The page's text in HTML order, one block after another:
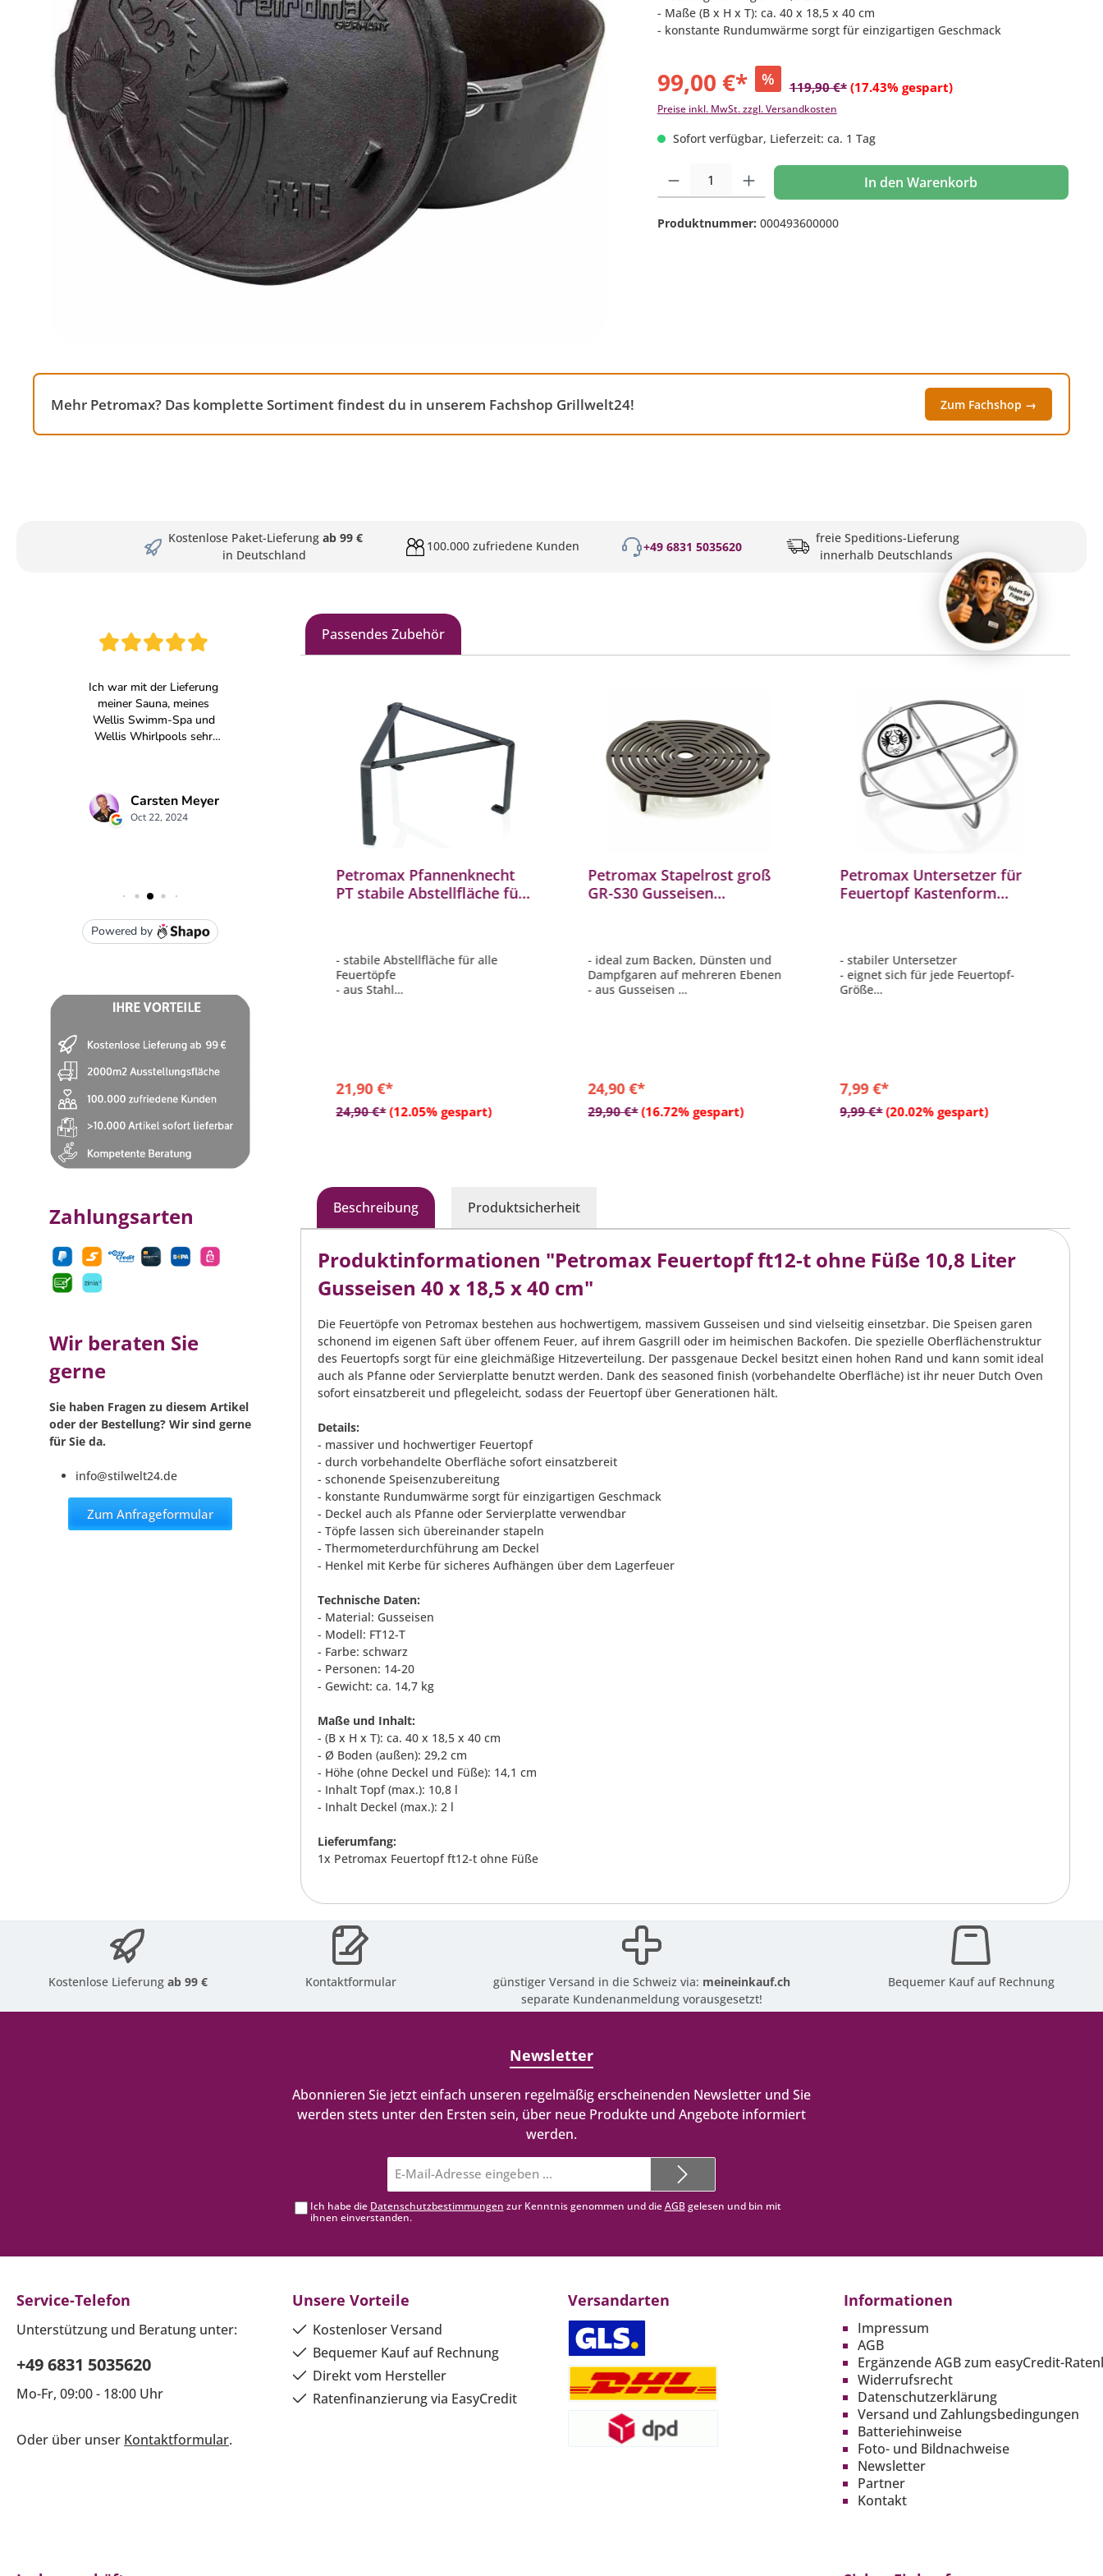
- Maße (B x H x T): ca. 40 x 18,5 x 40 cm
- konstante Rundumwärme sorgt für einzigartigen Geschmack
99,00 €* % 119,90 €* (17.43% gespart)
Preise inkl. MwSt. zzgl. Versandkosten
Sofort verfügbar, Lieferzeit: ca. 1 Tag
Produkt Anzahl: Gib den gewünschten Wert ein oder benutze die Schaltflächen um die
In den Warenkorb
Produktnummer: 000493600000
Mehr Petromax? Das komplette Sortiment findest du in unserem Fachshop Grillwelt24! Zum Fachshop →
Kostenlose Paket-Lieferung ab 99 €
in Deutschland
100.000 zufriedene Kunden +49 6831 5035620
freie Speditions-Lieferung
innerhalb Deutschlands
Zahlungsarten
Wir beraten Sie
gerne
Sie haben Fragen zu diesem Artikel
oder der Bestellung? Wir sind gerne
für Sie da.
info@stilwelt24.de
Zum Anfrageformular
Passendes Zubehör
Dutch Oven ft12 ft18 Atago
- optimaler Tragekomfort
Zubehör
In den Warenkorb
Petromax Pfannenknecht
PT stabile Abstellfläche für
- stabile Abstellfläche für alle
Feuertöpfe
- aus Stahl
21,90 €*
24,90 €* (12.05% gespart)
In den Warenkorb
Petromax Stapelrost groß
GR-S30 Gusseisen
- ideal zum Backen, Dünsten und
Dampfgaren auf mehreren Ebenen
- aus Gusseisen
24,90 €*
29,90 €* (16.72% gespart)
In den Warenkorb
Petromax Untersetzer für
Feuertopf Kastenform
- stabiler Untersetzer
- eignet sich für jede Feuertopf-
Größe
7,99 €*
9,99 €* (20.02% gespart)
In den Warenkorb
Beschreibung Produktsicherheit
Produktinformationen "Petromax Feuertopf ft12-t ohne Füße 10,8 Liter
Gusseisen 40 x 18,5 x 40 cm"
Die Feuertöpfe von Petromax bestehen aus hochwertigem, massivem Gusseisen und sind vielseitig einsetzbar. Die Speisen garen
schonend im eigenen Saft über offenem Feuer, auf ihrem Gasgrill oder im heimischen Backofen. Die spezielle Oberflächenstruktur
des Feuertopfs sorgt für eine gleichmäßige Hitzeverteilung. Der passgenaue Deckel besitzt einen hohen Rand und kann somit ideal
auch als Pfanne oder Servierplatte benutzt werden. Dank des seasoned finish (vorbehandelte Oberfläche) ist ihr neuer Dutch Oven
sofort einsatzbereit und pflegeleicht, sodass der Feuertopf über Generationen hält.
Details:
- massiver und hochwertiger Feuertopf
- durch vorbehandelte Oberfläche sofort einsatzbereit
- schonende Speisenzubereitung
- konstante Rundumwärme sorgt für einzigartigen Geschmack
- Deckel auch als Pfanne oder Servierplatte verwendbar
- Töpfe lassen sich übereinander stapeln
- Thermometerdurchführung am Deckel
- Henkel mit Kerbe für sicheres Aufhängen über dem Lagerfeuer
Technische Daten:
- Material: Gusseisen
- Modell: FT12-T
- Farbe: schwarz
- Personen: 14-20
- Gewicht: ca. 14,7 kg
Maße und Inhalt:
- (B x H x T): ca. 40 x 18,5 x 40 cm
- Ø Boden (außen): 29,2 cm
- Höhe (ohne Deckel und Füße): 14,1 cm
- Inhalt Topf (max.): 10,8 l
- Inhalt Deckel (max.): 2 l
Lieferumfang:
1x Petromax Feuertopf ft12-t ohne Füße
Kostenlose Lieferungab 99 € Kontaktformular günstiger Versand in die Schweiz via: meineinkauf.ch
separate Kundenanmeldung vorausgesetzt!
Bequemer Kauf auf Rechnung
Newsletter
Abonnieren Sie jetzt einfach unseren regelmäßig erscheinenden Newsletter und Sie
werden stets unter den Ersten sein, über neue Produkte und Angebote informiert
werden.
Mail-
Adresse*
Ich habe die Datenschutzbestimmungen zur Kenntnis genommen und dieAGBgelesen und bin mit
ihnen einverstanden.
Service-Telefon
Unterstützung und Beratung unter:
+49 6831 5035620
Mo-Fr, 09:00 - 18:00 Uhr
Oder über unser Kontaktformular.
Unsere Vorteile
Kostenloser Versand
Bequemer Kauf auf Rechnung
Direkt vom Hersteller
Ratenfinanzierung via EasyCredit
Versandarten Informationen
Impressum
AGB
Ergänzende AGB zum easyCredit-
Widerrufsrecht
Datenschutzerklärung
Versand und Zahlungsbedingungen
Batteriehinweise
Foto- und Bildnachweise
Newsletter
Partner
Kontakt